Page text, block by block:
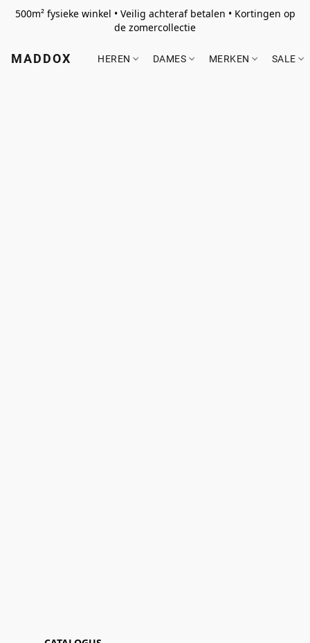
500m² fysieke winkel • Veilig achteraf betalen • Kortingen op
de zomercollectie
MADDOX HEREN DAMES MERKEN SALE